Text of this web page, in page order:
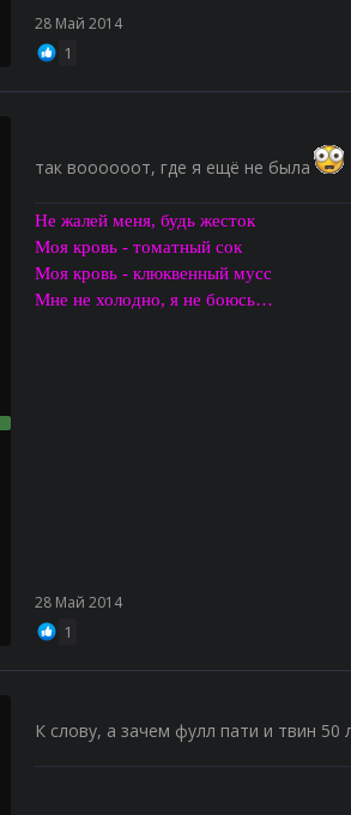
28 Май 2014
1
так воооооот, где я ещё не была
Не жалей меня, будь жесток
Моя кровь - томатный сок
Моя кровь - клюквенный мусс
Мне не холодно, я не боюсь…
28 Май 2014
1
К слову, а зачем фулл пати и твин